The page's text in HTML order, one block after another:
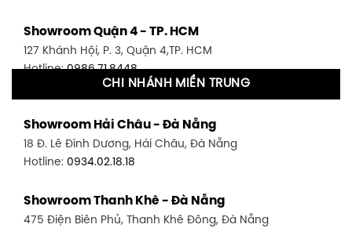
Showroom Quận 4 - TP. HCM
127 Khánh Hội, P. 3, Quận 4,TP. HCM
Hotline:0986.71.8448
1411 Đường 3/2, P. 16, Quận 11, TP. HCM
Hotline:0906.256.759
1448 Huỳnh Tấn Phát, Phú Thuận, Quận 7, TP HCM
Hotline:0946.480.580
CHI NHÁNH MIỀN TRUNG
Showroom Hải Châu - Đà Nẵng
18 Đ. Lê Đình Dương, Hải Châu, Đà Nẵng
Hotline: 0934.02.18.18
Showroom Thanh Khê - Đà Nẵng
475 Điện Biên Phủ, Thanh Khê Đông, Đà Nẵng